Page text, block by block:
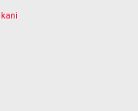
著名的圣门弟子赛